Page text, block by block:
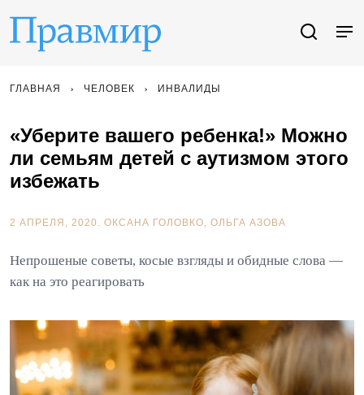
ГЛАВНАЯ ЧЕЛОВЕК ИНВАЛИДЫ
«Уберите вашего ребенка!» Можно
ли семьям детей с аутизмом этого
избежать
2 АПРЕЛЯ, 2020. ОКСАНА ГОЛОВКО ОЛЬГА АЗОВА
Непрошеные советы, косые взгляды и обидные слова —
как на это реагировать